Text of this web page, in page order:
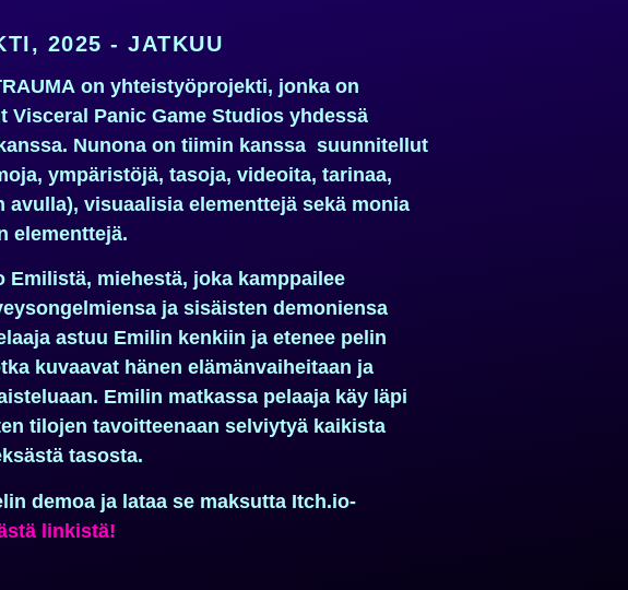
2025 - JATKUU
on yhteistyöprojekti, jonka on
Visceral Panic Game Studios yhdessä
Nunona on tiimin kanssa suunnitellut
ympäristöjä, tasoja, videoita, tarinaa,
avulla), visuaalisia elementtejä sekä monia
elementtejä.
Emilistä, miehestä, joka kamppailee
ja sisäisten demoniensa
astuu Emilin kenkiin ja etenee pelin
kuvaavat hänen elämänvaiheitaan ja
Emilin matkassa pelaaja käy läpi
tilojen tavoitteenaan selviytyä kaikista
tasosta.
demoa ja lataa se maksutta Itch.io-
linkistä!